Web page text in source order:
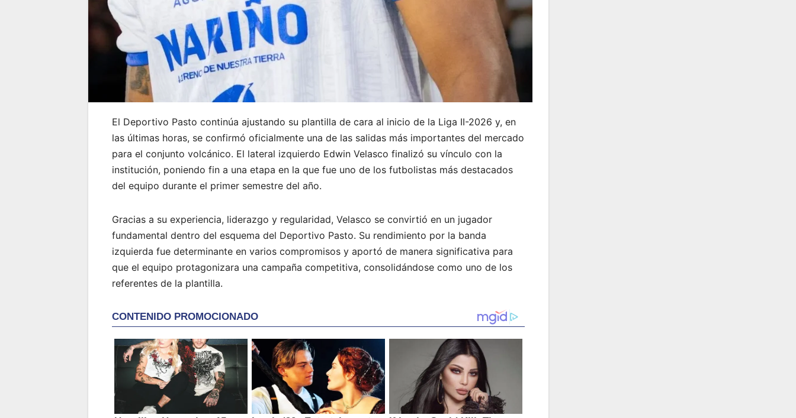
El Deportivo Pasto continúa ajustando su plantilla de cara al inicio de la Liga II-2026 y, en
las últimas horas, se confirmó oficialmente una de las salidas más importantes del mercado
para el conjunto volcánico. El lateral izquierdo Edwin Velasco finalizó su vínculo con la
institución, poniendo fin a una etapa en la que fue uno de los futbolistas más destacados
del equipo durante el primer semestre del año.
Gracias a su experiencia, liderazgo y regularidad, Velasco se convirtió en un jugador
fundamental dentro del esquema del Deportivo Pasto. Su rendimiento por la banda
izquierda fue determinante en varios compromisos y aportó de manera significativa para
que el equipo protagonizara una campaña competitiva, consolidándose como uno de los
referentes de la plantilla.